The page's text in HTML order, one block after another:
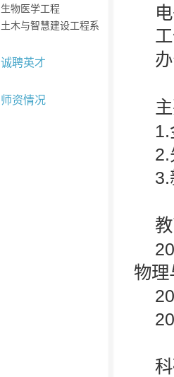
生物医学工程
土木与智慧建设工程系
诚聘英才
师资情况
2.
3.
物理